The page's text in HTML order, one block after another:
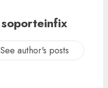
soporteinfix
See author's posts